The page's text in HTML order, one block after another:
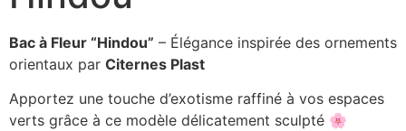
Bac à Fleur “Hindou” – Élégance inspirée des ornements
orientaux par Citernes Plast
Apportez une touche d’exotisme raffiné à vos espaces
verts grâce à ce modèle délicatement sculpté 🌸